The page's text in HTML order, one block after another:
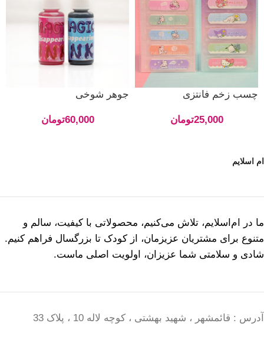
چسب زخم فانتزی
25,000تومان
جوهر شوخی
60,000تومان
ام اسلایم
ما در ام‌اسلایم، تلاش می‌کنیم، محصولاتی با کیفیت، سالم و
متنوع برای مشتریان عزیزمان، از کودک تا بزرگسال فراهم کنیم.
شادی و سلامتی شما عزیزان، اولویت اصلی ماست.
آدرس : قائمشهر ، شهید بهشتی ، کوچه لاله 10 ، پلاک 33